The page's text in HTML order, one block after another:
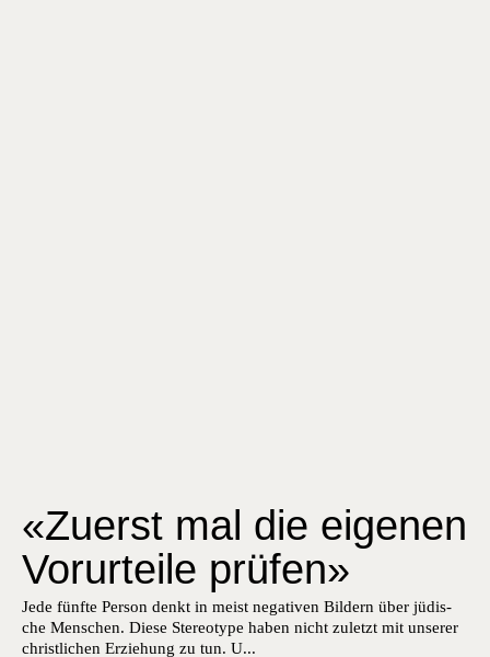
«Zuerst mal die eigenen
Vorurteile prüfen»
Jede fün­fte Per­son denkt in meist neg­a­tiv­en Bildern über jüdis­
che Men­schen. Diese Stereo­type haben nicht zulet­zt mit unser­er
christlichen Erziehung zu tun. U...